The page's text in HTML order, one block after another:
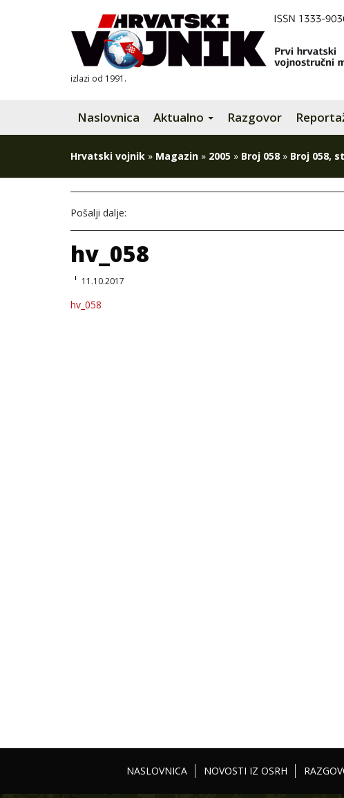
izlazi od 1991.
Naslovnica Aktualno Razgovor
Hrvatski vojnik » Magazin » 2005 » Broj 058 » Broj 058,
Pošalji dalje:
hv_058
11.10.2017
hv_058
NASLOVNICA NOVOSTI IZ OSRH